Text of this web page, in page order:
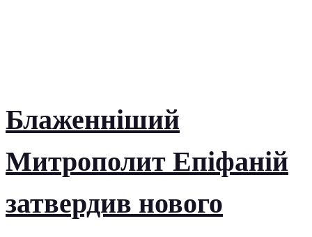
Блаженніший
Митрополит Епіфаній
затвердив нового